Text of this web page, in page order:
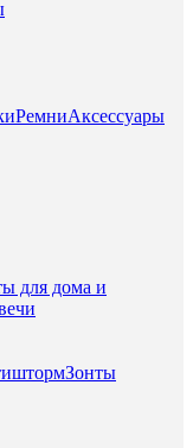
РемниАксессуары
для дома и
Зонты